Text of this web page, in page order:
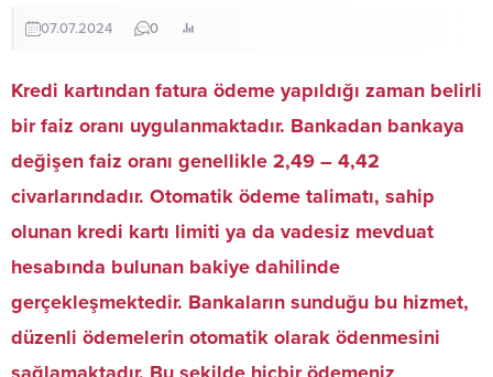
07.07.2024 0
Kredi kartından fatura ödeme yapıldığı zaman belirli
bir faiz oranı uygulanmaktadır. Bankadan bankaya
değişen faiz oranı genellikle 2,49 – 4,42
civarlarındadır. Otomatik ödeme talimatı, sahip
olunan kredi kartı limiti ya da vadesiz mevduat
hesabında bulunan bakiye dahilinde
gerçekleşmektedir. Bankaların sunduğu bu hizmet,
düzenli ödemelerin otomatik olarak ödenmesini